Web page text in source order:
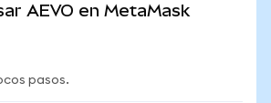
AEVO en MetaMask
pasos.